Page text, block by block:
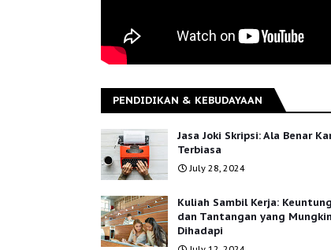
PENDIDIKAN & KEBUDAYAAN
Jasa Joki Skripsi: Ala Benar
Terbiasa
July 28, 2024
Kuliah Sambil Kerja:
dan Tantangan yang
Dihadapi